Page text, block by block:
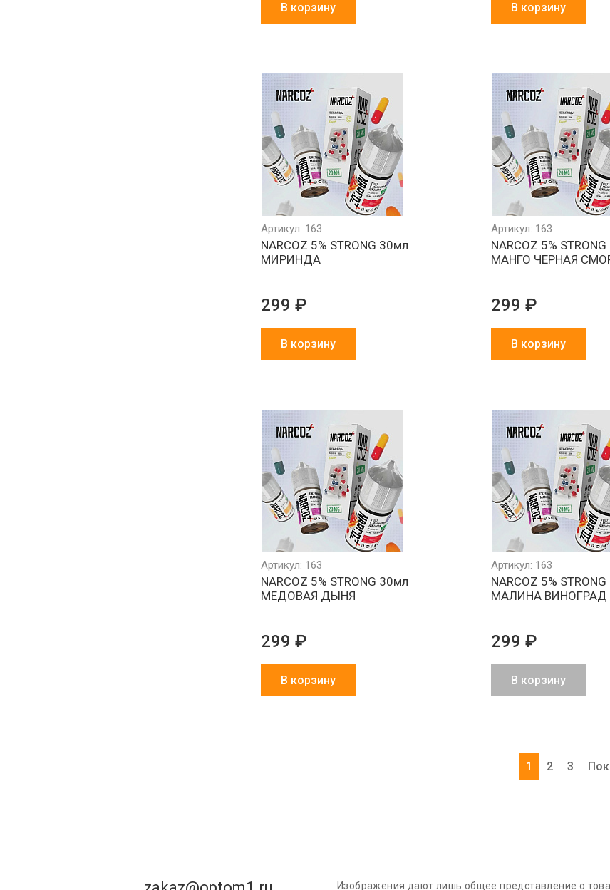
В корзину В корзину
Артикул: 163
NARCOZ 5% STRONG 30мл
МИРИНДА
299 ₽
В корзину
Артикул: 163
NARCOZ 5%
МАНГО ЧЕРНАЯ
299 ₽
В корзину
Артикул: 163
NARCOZ 5% STRONG 30мл
МЕДОВАЯ ДЫНЯ
299 ₽
В корзину
Артикул: 163
NARCOZ 5%
МАЛИНА ВИНОГРАД
299 ₽
В корзину
1 2 3
Изображения дают лишь общее представление о